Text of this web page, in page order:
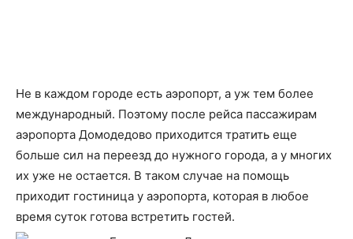
Не в каждом городе есть аэропорт, а уж тем более
международный. Поэтому после рейса пассажирам
аэропорта Домодедово приходится тратить еще
больше сил на переезд до нужного города, а у многих
их уже не остается. В таком случае на помощь
приходит гостиница у аэропорта, которая в любое
время суток готова встретить гостей.